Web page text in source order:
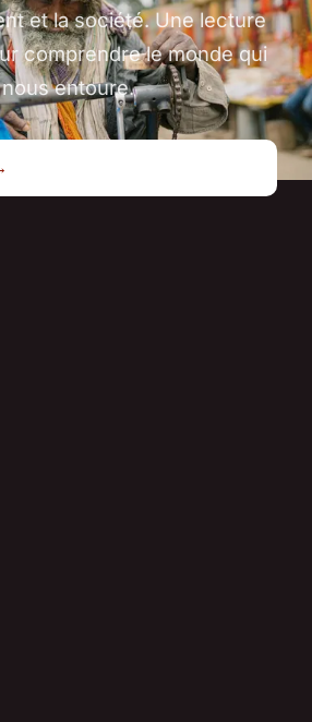
et la société. Une lecture
comprendre le monde qui
nous entoure.